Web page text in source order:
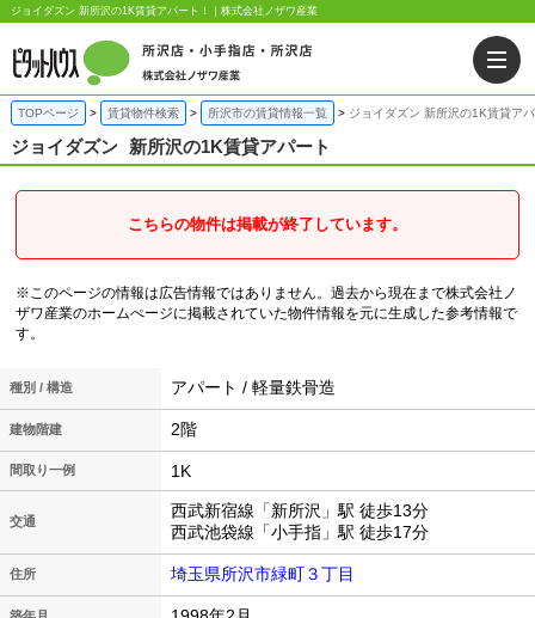
ジョイダズン 新所沢の1K賃貸アパート！｜株式会社ノザワ産業
TOPページ 賃貸物件検索 所沢市の賃貸情報一覧 ジョイダズン 新所沢の1K賃貸ア
ジョイダズン 新所沢の1K賃貸アパート
こちらの物件は掲載が終了しています。
※このページの情報は広告情報ではありません。過去から現在まで株式会社ノ
ザワ産業のホームぺージに掲載されていた物件情報を元に生成した参考情報で
す。
種別 / 構造 アパート / 軽量鉄骨造
建物階建 2階
間取り一例 1K
交通
西武新宿線「新所沢」駅 徒歩13分
西武池袋線「小手指」駅 徒歩17分
住所 埼玉県所沢市緑町３丁目